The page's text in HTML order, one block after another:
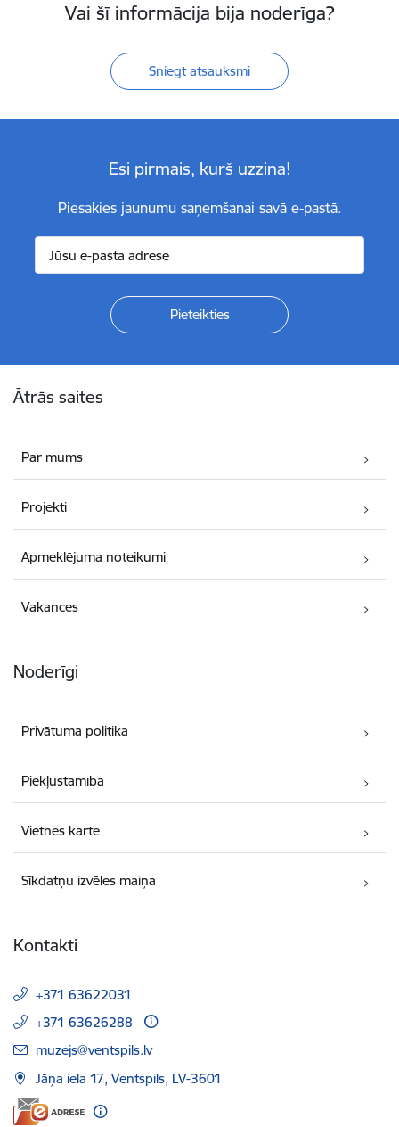
Vai šī informācija bija noderīga?
Sniegt atsauksmi
Esi pirmais, kurš uzzina!
Piesakies jaunumu saņemšanai savā e-pastā.
Ātrās saites
Par mums
Projekti
Apmeklējuma noteikumi
Vakances
Noderīgi
Privātuma politika
Piekļūstamība
Vietnes karte
Sīkdatņu izvēles maiņa
Kontakti
+371 63622031
+371 63626288
E-pasts:
muzejs@ventspils.lv
Jāņa iela 17, Ventspils, LV-3601